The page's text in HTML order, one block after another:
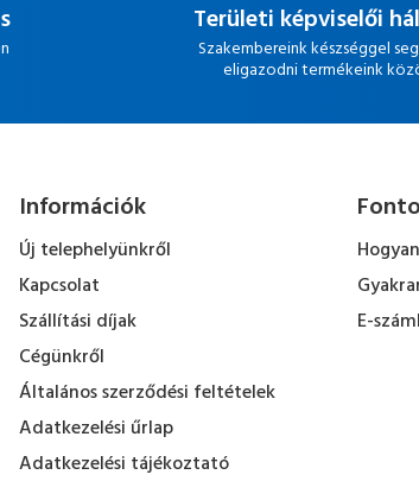
Területi képviselői
Szakembereink készséggel
eligazodni termékeink
Információk
Új telephelyünkről
Kapcsolat
Szállítási díjak
Cégünkről
Általános szerződési feltételek
Adatkezelési űrlap
Adatkezelési tájékoztató
E-